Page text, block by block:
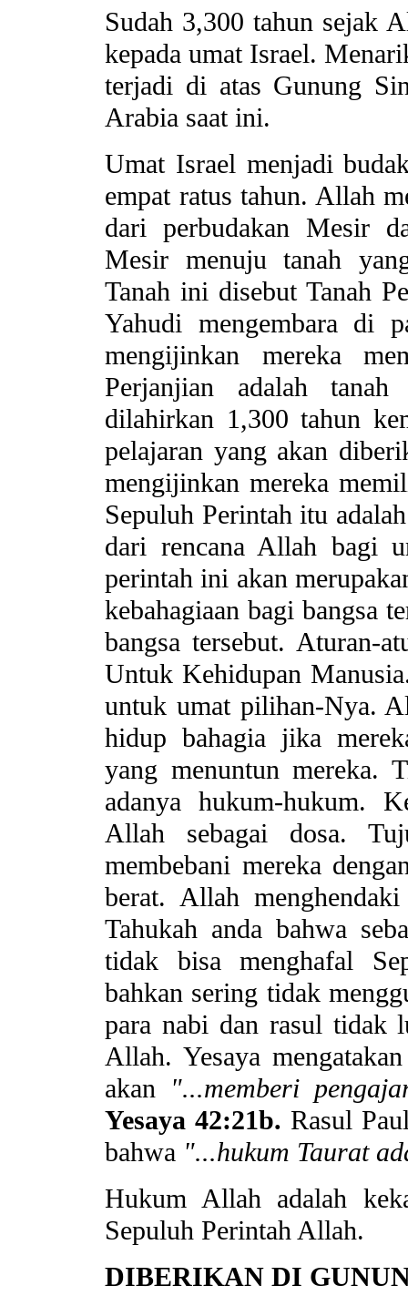
Sudah 3,300 tahun sejak
kepada umat Israel.
terjadi di atas Gunung
Arabia saat ini.
Umat Israel menjadi
empat ratus tahun. Allah
dari perbudakan Mesir
Mesir menuju tanah
Tanah ini disebut Tanah
Yahudi mengembara di
mengijinkan mereka
Perjanjian adalah
dilahirkan 1,300 tahun
pelajaran yang akan
mengijinkan mereka
Sepuluh Perintah itu
dari rencana Allah bagi
perintah ini akan
kebahagiaan bagi bangsa
bangsa tersebut. Aturan-
Untuk Kehidupan
untuk umat pilihan-Nya.
hidup bahagia jika
yang menuntun mereka.
adanya hukum-hukum.
Allah sebagai dosa.
membebani mereka
berat. Allah
Tahukah anda bahwa
tidak bisa menghafal
bahkan sering tidak
para nabi dan rasul tidak
Allah. Yesaya
akan "...memberi
Yesaya 42:21b. Rasul
bahwa "...hukum Taurat
Hukum Allah adalah
Sepuluh Perintah Allah.
DIBERIKAN DI